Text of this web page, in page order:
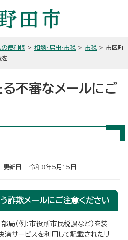
の便利帳 > 相談・届出・市税 > 市税 > 市区町
を
不審なメールにご
更新日 令和8年5月15日
詐欺メールにご注意ください
局（例：市役所市民税課など）を装
済サービスを利用して記載されたリ